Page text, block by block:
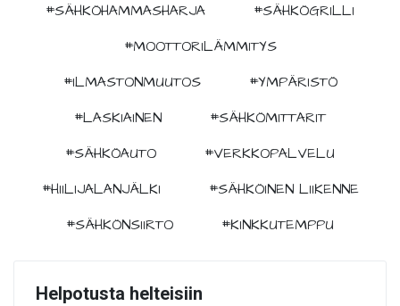
#SÄHKÖHAMMASHARJA
#SÄHKÖGRILLI
#MOOTTORILÄMMITYS
#ILMASTONMUUTOS
#YMPÄRISTÖ
#LASKIAINEN
#SÄHKÖMITTARIT
#SÄHKÖAUTO
#VERKKOPALVELU
#HIILIJALANJÄLKI
#SÄHKÖINEN LIIKENNE
#SÄHKÖNSIIRTO
#KINKKUTEMPPU
Helpotusta helteisiin